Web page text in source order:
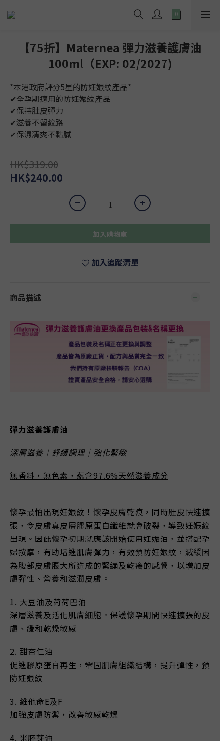
【75折】Maternea 彈力滋養護膚油
100ml（EXP: 02/2027)
*本港政府評分5星的防妊娠紋產品*
✔︎全孕期適用的防妊娠紋產品
✔︎保持肚皮彈力
✔︎滋養不留紋路
✔︎保濕清爽不黏膩
HK$319.00
HK$240.00
加入購物車
加入追蹤清單
商品描述
彈力滋養護膚油
深層滋養｜ 舒緩調理｜強化緊緻
無香料，無色素，蘊含97.6%天然滋養成分
懷孕最怕出現妊娠紋！懷孕皮膚乾痕，同時肚皮快速擴
張，令皮膚真皮層膠原蛋白纖維就會破裂，導致妊娠紋
出現。因此懷孕初期就應該開始使用妊娠油，並搭配孕
婦按摩，有助增進肌膚彈力，有效預防妊娠紋，減緩因
為腹部皮膚脹大所造成的緊繃及乾癢的感覺，以增加皮
膚彈性、營養和滋潤皮膚。
1. 大豆油及荷荷巴油
深層滋養及活化肌膚細胞。保護懷孕期間快速擴張的皮
膚、緩和乾燥敏感
2. 甜杏仁油
促進膠原蛋白再生，鞏固肌膚組織結構，提升彈性，預
防妊娠紋
3. 維他命E及F
加強皮膚防禦，改善敏感乾燥
4. 米胚芽油